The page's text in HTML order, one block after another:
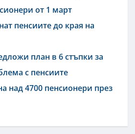
от 1 март
пенсиите до края на
план в 6 стъпки за
с пенсиите
над 4700 пенсионери през